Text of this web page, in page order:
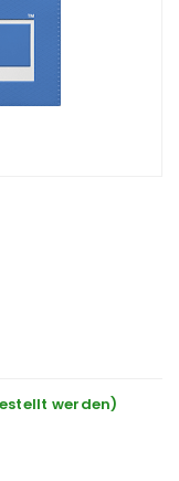
werden)